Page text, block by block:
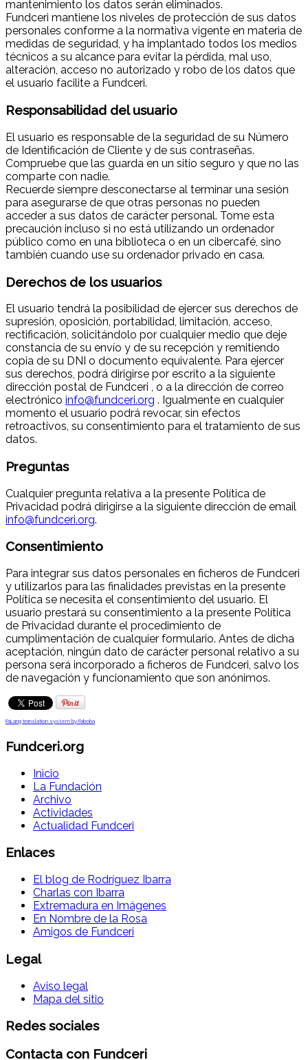
mantenimiento los datos serán eliminados.
Fundceri mantiene los niveles de protección de sus datos
personales conforme a la normativa vigente en materia de
medidas de seguridad, y ha implantado todos los medios
técnicos a su alcance para evitar la pérdida, mal uso,
alteración, acceso no autorizado y robo de los datos que
el usuario facilite a Fundceri.
Responsabilidad del usuario
El usuario es responsable de la seguridad de su Número
de Identificación de Cliente y de sus contraseñas.
Compruebe que las guarda en un sitio seguro y que no las
comparte con nadie.
Recuerde siempre desconectarse al terminar una sesión
para asegurarse de que otras personas no pueden
acceder a sus datos de carácter personal. Tome esta
precaución incluso si no está utilizando un ordenador
público como en una biblioteca o en un cibercafé, sino
también cuando use su ordenador privado en casa.
Derechos de los usuarios
El usuario tendrá la posibilidad de ejercer sus derechos de
supresión, oposición, portabilidad, limitación, acceso,
rectificación, solicitándolo por cualquier medio que deje
constancia de su envío y de su recepción y remitiendo
copia de su DNI o documento equivalente. Para ejercer
sus derechos, podrá dirigirse por escrito a la siguiente
dirección postal de Fundceri , o a la dirección de correo
electrónico info@fundceri.org . Igualmente en cualquier
momento el usuario podrá revocar, sin efectos
retroactivos, su consentimiento para el tratamiento de sus
datos.
Preguntas
Cualquier pregunta relativa a la presente Política de
Privacidad podrá dirigirse a la siguiente dirección de email
info@fundceri.org.
Consentimiento
Para integrar sus datos personales en ficheros de Fundceri
y utilizarlos para las finalidades previstas en la presente
Política se necesita el consentimiento del usuario. El
usuario prestará su consentimiento a la presente Política
de Privacidad durante el procedimiento de
cumplimentación de cualquier formulario. Antes de dicha
aceptación, ningún dato de carácter personal relativo a su
persona será incorporado a ficheros de Fundceri, salvo los
de navegación y funcionamiento que son anónimos.
FaLang translation system by Faboba
Fundceri.org
Inicio
La Fundación
Archivo
Actividades
Actualidad Fundceri
Enlaces
El blog de Rodríguez Ibarra
Charlas con Ibarra
Extremadura en Imágenes
En Nombre de la Rosa
Amigos de Fundceri
Legal
Aviso legal
Mapa del sitio
Redes sociales
Contacta con Fundceri